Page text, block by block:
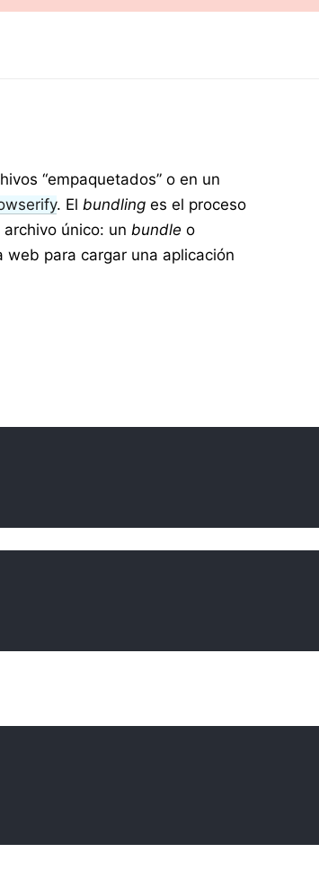
“empaquetados” o en un
. Elbundling es el proceso
archivo único: unbundle o
web para cargar una aplicación